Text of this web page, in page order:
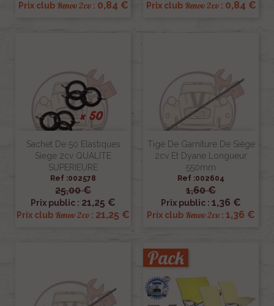
Prix club Renov 2cv: 0,84 € Prix club Renov 2cv: 0,84 €
Sachet De 50 Elastiques
Siege 2cv QUALITE
SUPERIEURE
Ref :002578
25,00 €
Prix public : 21,25 €
Prix club Renov 2cv : 21,25 €
Tige De Garniture De Siège
2cv Et Dyane Longueur
550mm
Ref :002604
1,60 €
Prix public : 1,36 €
Prix club Renov 2cv : 1,36 €
Pack